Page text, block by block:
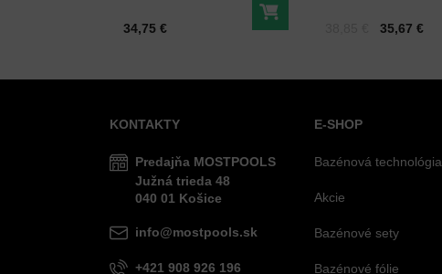
Cena s DPH
34,75 € Do košíkaCena s DPH35,67 €
Pred zľavou:
KONTAKTY
Predajňa MOSTPOOLS
Južná trieda 48
040 01 Košice
info@mostpools.sk
+421 908 926 196
E-SHOP
Bazénová technológia
Akcie
Bazénové sety
Bazénové fólie